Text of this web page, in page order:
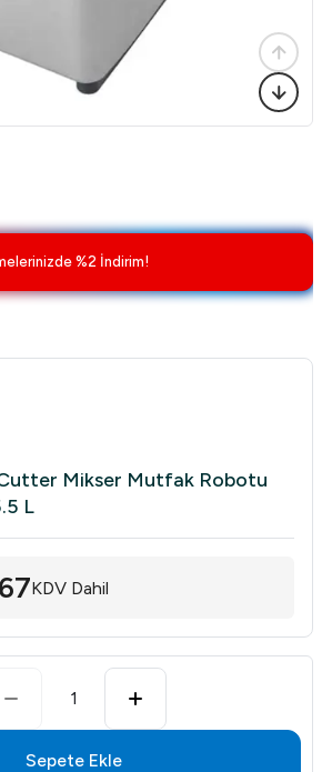
%2 İndirim!
Mikser Mutfak Robotu
L
KDV Dahil
1
Sepete Ekle